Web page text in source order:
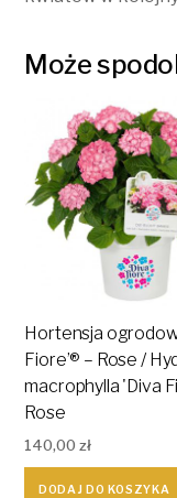
Może
Hortensja
Fiore’® – Rose /
macrophylla 'Diva
Rose
140,00zł
DODAJ DO KOSZYKA